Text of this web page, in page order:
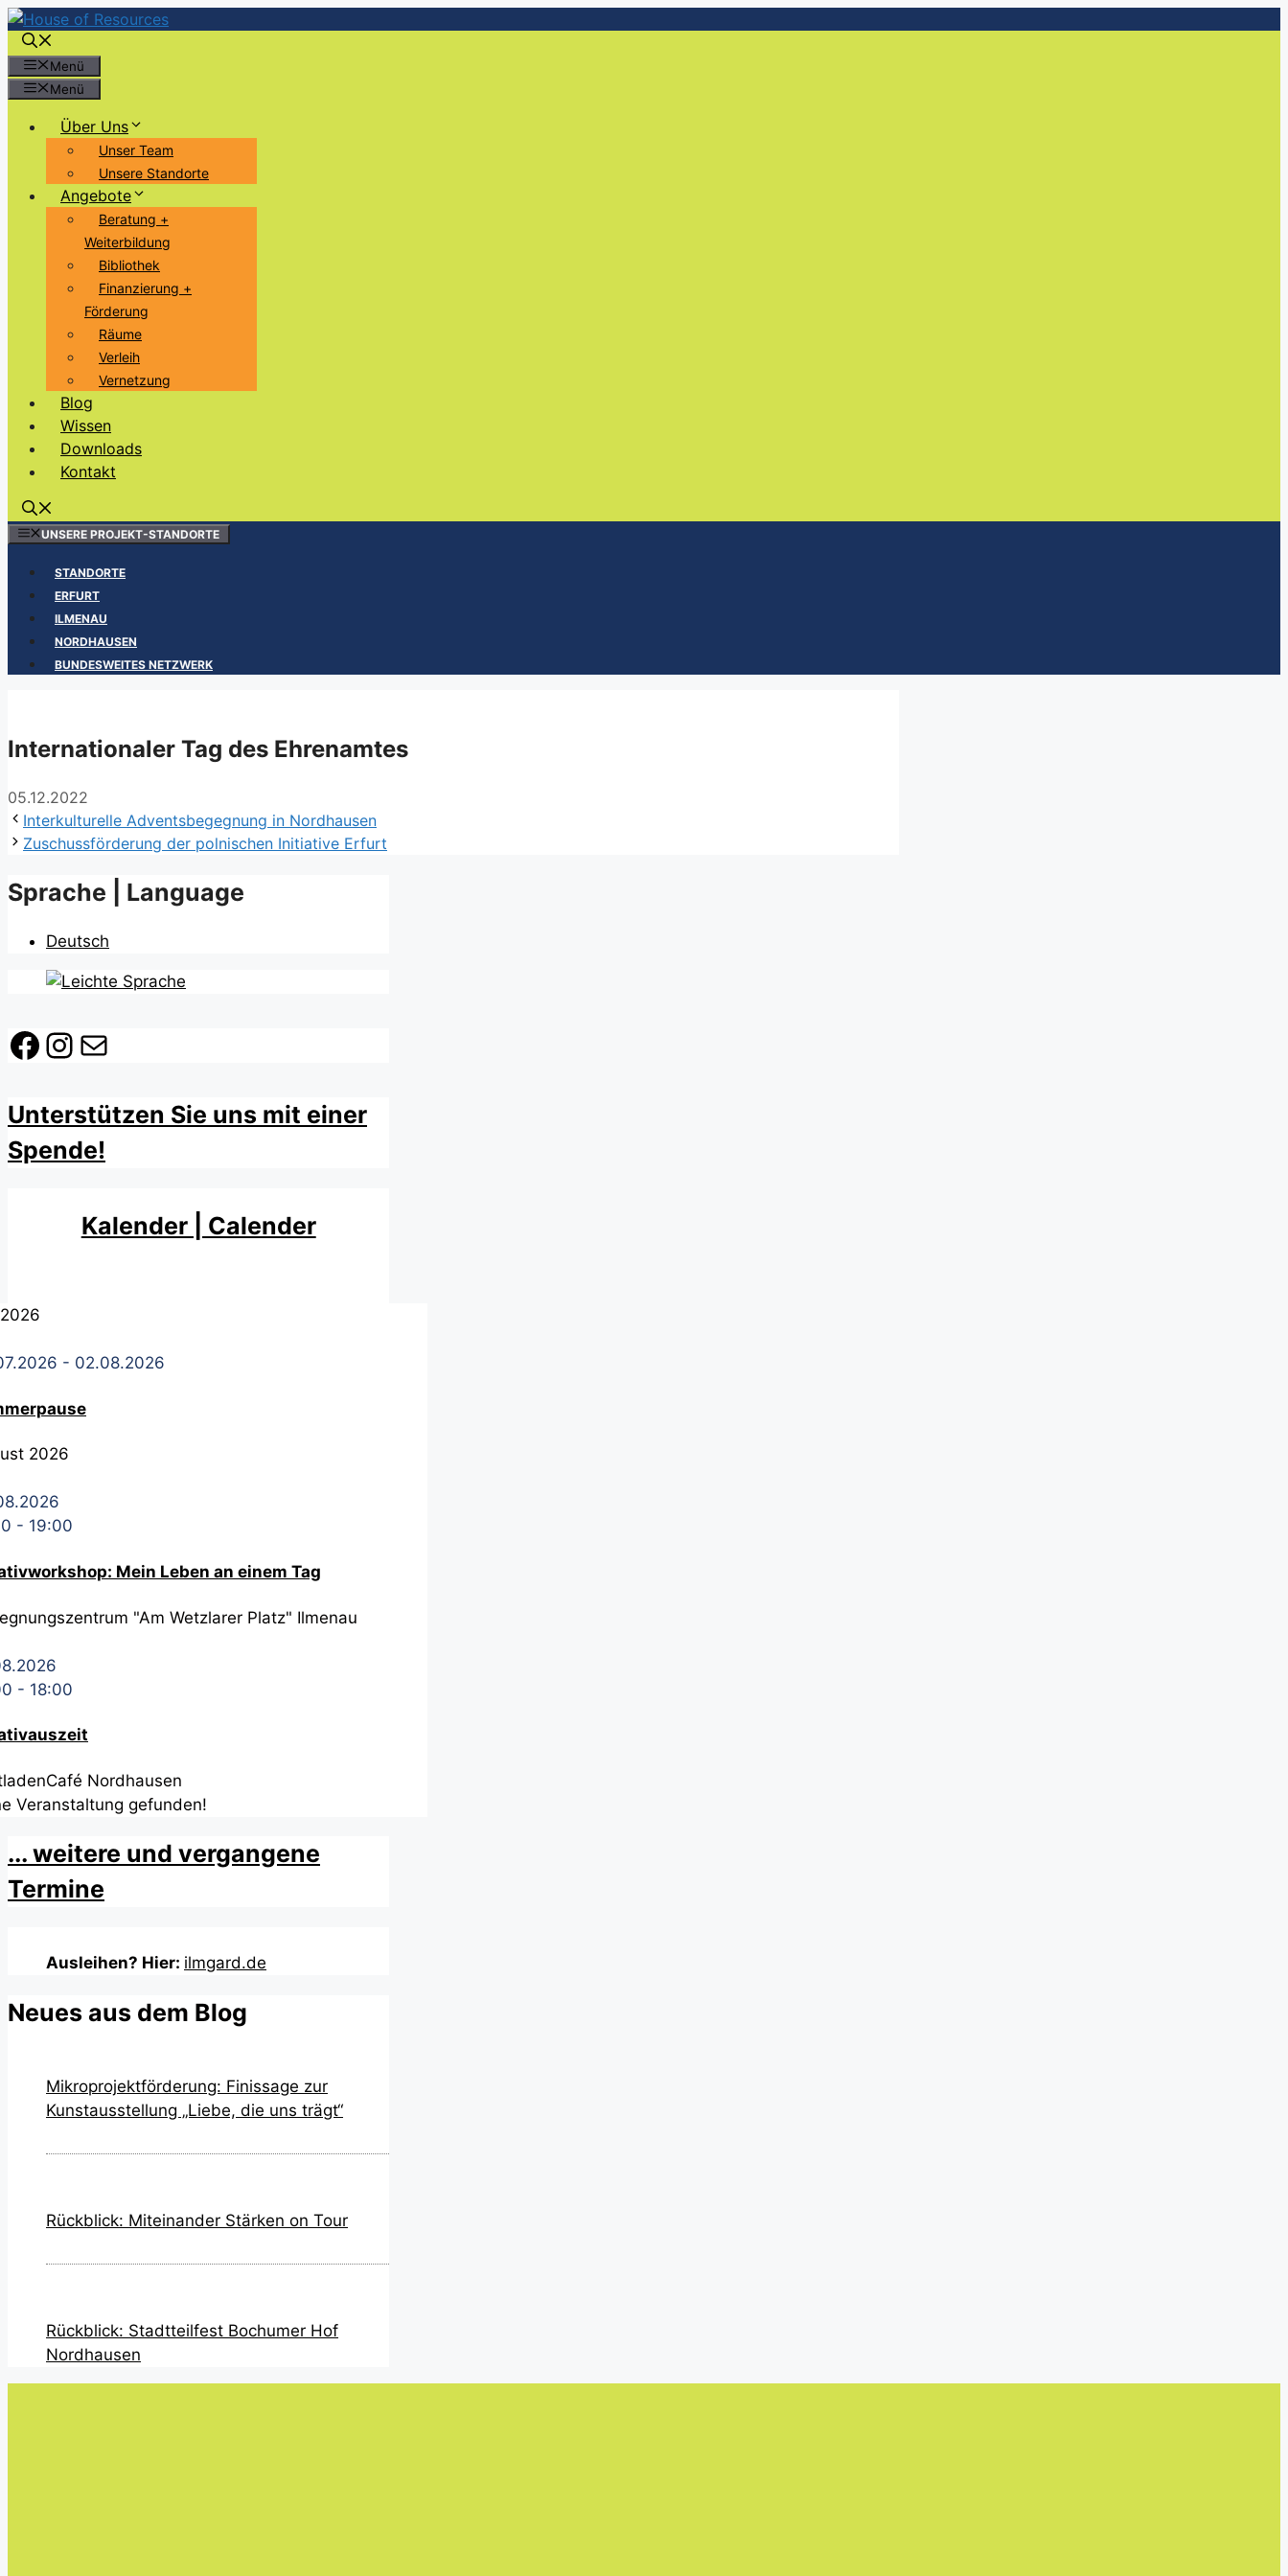
Zum
Inhalt
springenMenü
Menü
Über Uns
Unser Team
Unsere Standorte
Angebote
Beratung +
Weiterbildung
Bibliothek
Finanzierung +
Förderung
Räume
Verleih
Vernetzung
Blog
Wissen
Downloads
Kontakt
UNSERE PROJEKT-STANDORTE
STANDORTE
ERFURT
ILMENAU
NORDHAUSEN
BUNDESWEITES NETZWERK
Internationaler Tag des Ehrenamtes
05.12.2022
Interkulturelle Adventsbegegnung in Nordhausen
Zuschussförderung der polnischen Initiative Erfurt
Sprache | Language
Deutsch
Facebook
Instagram
E-Mail
Unterstützen Sie uns mit einer
Spende!
Kalender | Calender
- 02.08.2026
2026
- 19:00
Mein Leben an einem Tag
"Am Wetzlarer Platz" Ilmenau
- 18:00
Nordhausen
Veranstaltung gefunden!
... weitere und vergangene
Termine
Ausleihen? Hier: ilmgard.de
Neues aus dem Blog
Mikroprojektförderung: Finissage zur
Kunstausstellung „Liebe, die uns trägt“
Rückblick: Miteinander Stärken on Tour
Rückblick: Stadtteilfest Bochumer Hof
Nordhausen